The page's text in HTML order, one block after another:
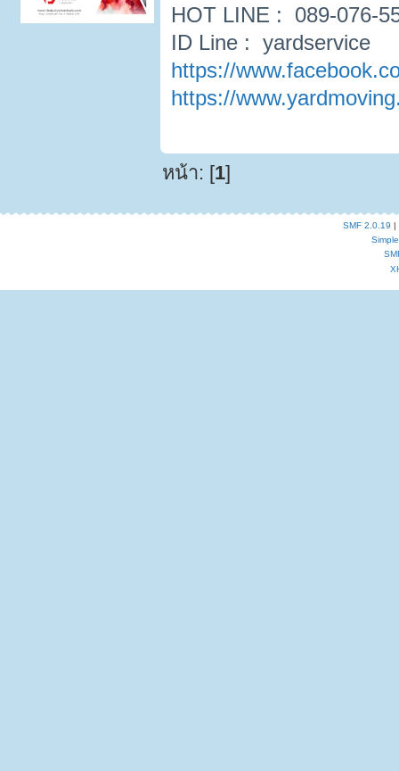
HOT LINE : 089-076-
ID Line : yardservice
https://
https://
หน้า: [1]
SMF 2.0.19 |